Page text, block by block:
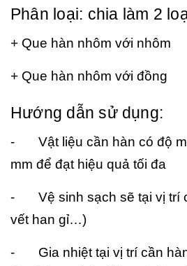
Phân loại: chia làm 2
+ Que hàn nhôm với nhôm
+ Que hàn nhôm với đồng
Hướng dẫn sử dụng:
-
Vật liệu cần hàn có độ
mm để đạt hiệu quả tối đa
-
Vệ sinh sạch sẽ tại vị trí
vết han gỉ…)
-
Gia nhiệt tại vị trí cần